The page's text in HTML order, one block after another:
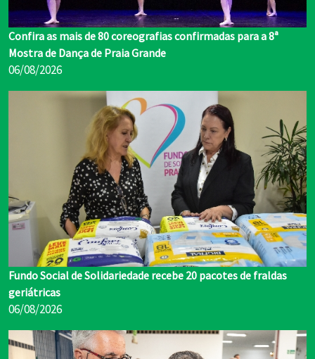
Confira as mais de 80 coreografias confirmadas para a 8ª
Mostra de Dança de Praia Grande
06/08/2026
Fundo Social de Solidariedade recebe 20 pacotes de fraldas
geriátricas
06/08/2026